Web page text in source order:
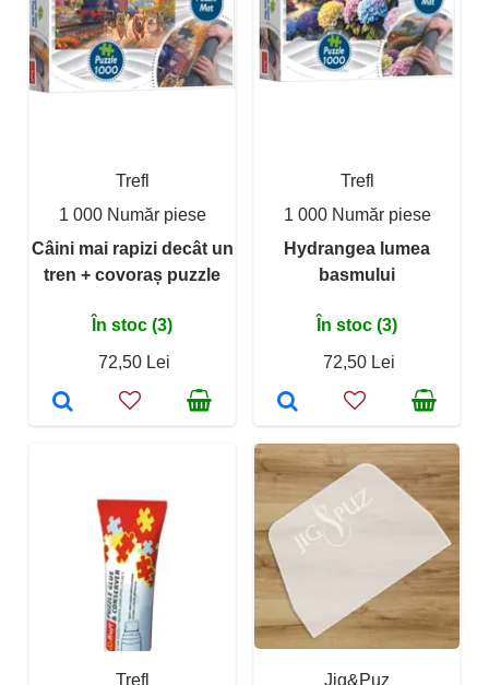
Trefl
1 000 Număr piese
Câini mai rapizi decât un
tren + covoraș puzzle
În stoc (3)
72,50 Lei
Trefl
1 000 Număr piese
Hydrangea lumea
basmului
În stoc (3)
72,50 Lei
Trefl Jig&Puz